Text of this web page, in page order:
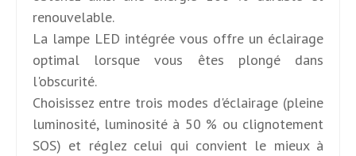
renouvelable.
La lampe LED intégrée vous offre un éclairage
optimal lorsque vous êtes plongé dans
l'obscurité.
Choisissez entre trois modes d'éclairage (pleine
luminosité, luminosité à 50 % ou clignotement
SOS) et réglez celui qui convient le mieux à